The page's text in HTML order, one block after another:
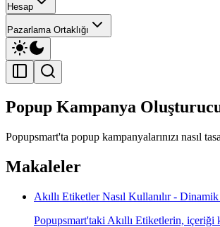
Hesap
Pazarlama Ortaklığı
Popup Kampanya
Popupsmart'ta popup kampanyalarınızı nasıl
Makaleler
Akıllı Etiketler Nasıl Kullanılır -
Popupsmart'taki Akıllı Etiketlerin, içeriği